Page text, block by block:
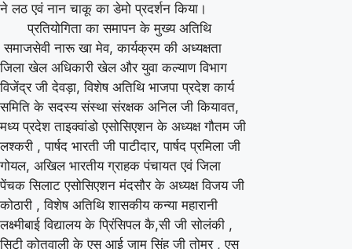
ने लठ एवं नान चाकू का डेमो प्रदर्शन किया।
प्रतियोगिता का समापन के मुख्य अतिथि
समाजसेवी नारू खा मेव, कार्यक्रम की अध्यक्षता
जिला खेल अधिकारी खेल और युवा कल्याण विभाग
विजेंद्र जी देवड़ा, विशेष अतिथि भाजपा प्रदेश कार्य
समिति के सदस्य संस्था संरक्षक अनिल जी कियावत,
मध्य प्रदेश ताइक्वांडो एसोसिएशन के अध्यक्ष गौतम जी
लश्करी , पार्षद भारती जी पाटीदार, पार्षद प्रमिला जी
गोयल, अखिल भारतीय ग्राहक पंचायत एवं जिला
पेंचक सिलाट एसोसिएशन मंदसौर के अध्यक्ष विजय जी
कोठारी , विशेष अतिथि शासकीय कन्या महारानी
लक्ष्मीबाई विद्यालय के प्रिंसिपल कै,सी जी सोलंकी ,
सिटी कोतवाली के एस आई जाम सिंह जी तोमर , एस